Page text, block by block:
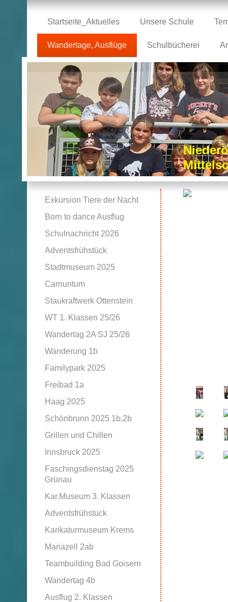
Startseite_Aktuelles Unsere Schule
Wandertage, Ausflüge Schulbücherei
Exkursion Tiere der Nacht
Born to dance Ausflug
Schulnachricht 2026
Adventsfrühstück
Stadtmuseum 2025
Carnuntum
Staukraftwerk Ottenstein
WT 1. Klassen 25/26
Wandertag 2A SJ 25/26
Wanderung 1b
Familypark 2025
Freibad 1a
Haag 2025
Schönbrunn 2025 1b,2b
Grillen und Chillen
Innsbruck 2025
Faschingsdienstag 2025
Grünau
Kar.Museum 3. Klassen
Adventsfrühstück
Karikaturmuseum Krems
Mariazell 2ab
Teambuilding Bad Goisern
Wandertag 4b
Ausflug 2. Klassen